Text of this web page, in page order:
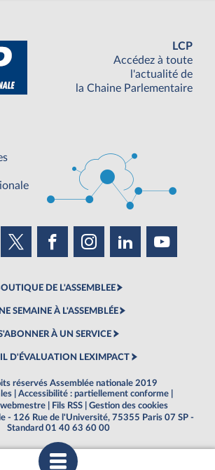
LCP
Accédez à toute
l'actualité de
la Chaine Parlementaire
DE L'ASSEMBLEE
SEMAINE À L'ASSEMBLÉE
À UN SERVICE
D'ÉVALUATION LEXIMPACT
réservés Assemblée nationale 2019
Accessibilité : partiellement conforme
Fils RSS
Gestion des cookies
- 126 Rue de l'Université, 75355 Paris 07 SP -
Standard 01 40 63 60 00